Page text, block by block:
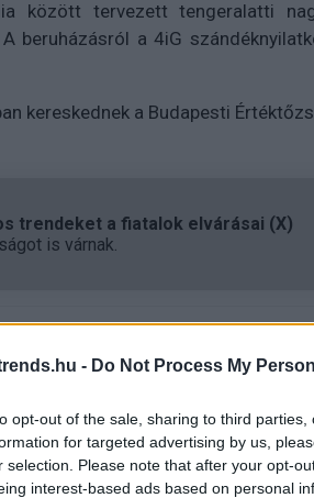
- Do Not Process My
opt-out of the sale, sharing to third
for targeted advertising by us,
selection. Please note that after your opt-
interest-based ads based on personal
között tervezett tengeralatti
beruházásról a 4iG
kereskednek a Budapesti
trendeket a fiatalok elvárásai (X)
is várnak.